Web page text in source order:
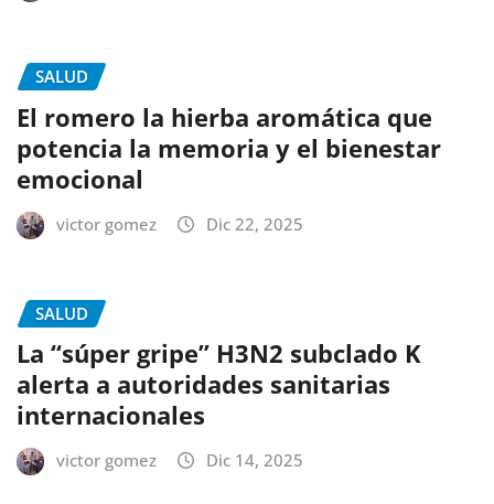
SALUD
El romero la hierba aromática que
potencia la memoria y el bienestar
emocional
victor gomez Dic 22, 2025
SALUD
La “súper gripe” H3N2 subclado K
alerta a autoridades sanitarias
internacionales
victor gomez Dic 14, 2025